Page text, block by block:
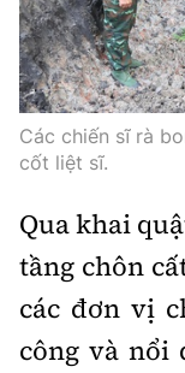
Các chiến sĩ rà
cốt liệt sĩ.
Qua khai
tầng chôn
các đơn vị
công và nổi